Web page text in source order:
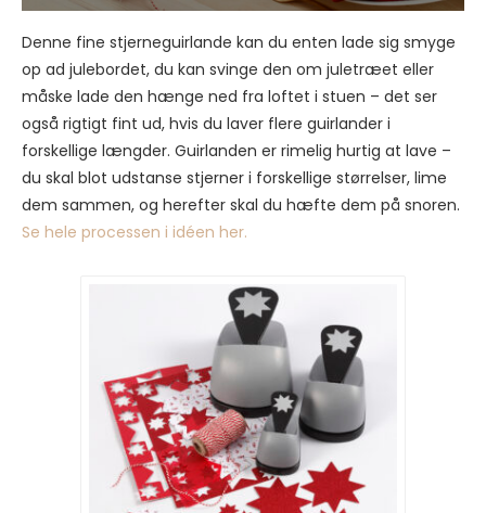
Denne fine stjerneguirlande kan du enten lade sig smyge
op ad julebordet, du kan svinge den om juletræet eller
måske lade den hænge ned fra loftet i stuen – det ser
også rigtigt fint ud, hvis du laver flere guirlander i
forskellige længder. Guirlanden er rimelig hurtig at lave –
du skal blot udstanse stjerner i forskellige størrelser, lime
dem sammen, og herefter skal du hæfte dem på snoren.
Se hele processen i idéen her.